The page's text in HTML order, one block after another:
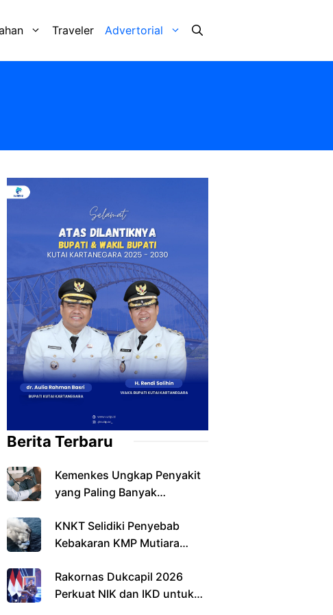
Traveler Advertorial
Berita Terbaru
Kemenkes Ungkap Penyakit
yang Paling Banyak
Indonesia
KNKT Selidiki Penyebab
Kebakaran KMP Mutiara
Resmi Berakhir
Rakornas Dukcapil 2026
Perkuat NIK dan IKD untuk